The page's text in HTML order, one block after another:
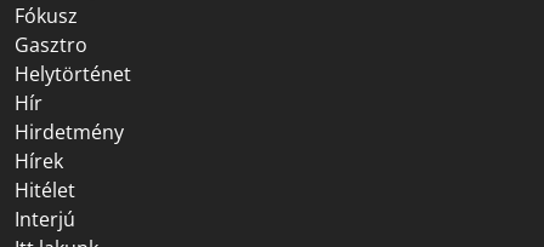
Fókusz
Gasztro
Helytörténet
Hír
Hirdetmény
Hírek
Hitélet
Interjú